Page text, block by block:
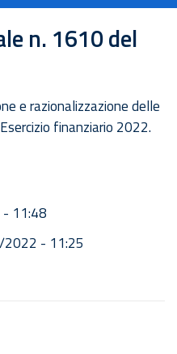
n. 1610 del
e razionalizzazione delle
finanziario 2022.
11:48
- 11:25